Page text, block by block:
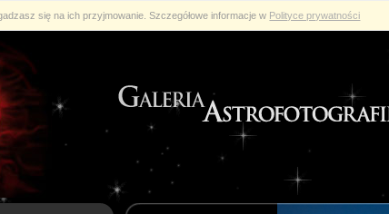
się na ich przyjmowanie. Szczegółowe informacje w Polityce prywatności